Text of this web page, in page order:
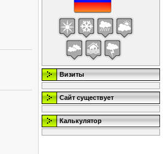
Визиты
Сайт существует
Калькулятор